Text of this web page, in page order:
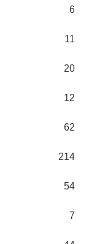
6
11
20
12
62
214
54
7